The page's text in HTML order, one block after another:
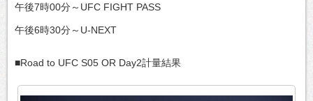
午後7時00分～UFC FIGHT PASS
午後6時30分～U-NEXT
■Road to UFC S05 OR Day2計量結果